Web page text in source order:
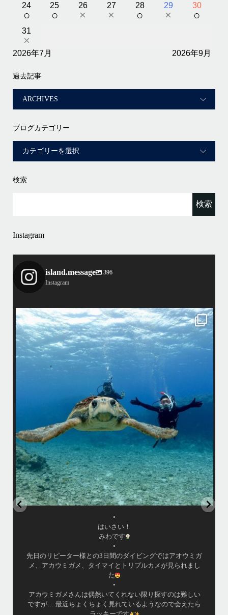
24
○
25
○
26
×
27
×
28
○
29
×
30
○
31
×
2026年7月 2026年9月
過去記事
ブログカテゴリー
検索
Instagram
island.message
396
Instagram
island.message
•
はいさい！
みわです
先日のリピーター様との3日間のダイビングではアオウミガメ、アカウ
ミガメ、タイマイとトリプルカメが見られました
アカウミガメさんは偶然いてくれない限り探すのは難しいですが… 最近
ちょくちょく見れているようなので会えたらラッキーです
恐竜のようにかわいいお顔に夢中になりましたょ〜
•
ウチザンでロウニンアジも見れて、砂地では小さいエビやサンゴにびっ
しりなデバスズメダイなど冬らしい景色も楽しめました
•...
11月 25
•
はいさい！
みわです
•
先日のリピーター様との3日間のダイビングではアオウミガ
メ、アカウミガメ、タイマイとトリプルカメが見られまし
た
•
アカウミガメさんは偶然いてくれない限り探すのは難しい
ですが… 最近ちょくちょく見れているようなので会えたら